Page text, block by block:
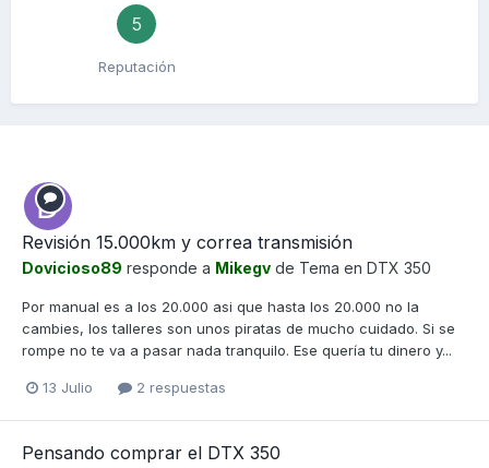
5
Reputación
Revisión 15.000km y correa transmisión
Dovicioso89 responde a Mikegv de Tema en DTX 350
Por manual es a los 20.000 asi que hasta los 20.000 no la
cambies, los talleres son unos piratas de mucho cuidado. Si se
rompe no te va a pasar nada tranquilo. Ese quería tu dinero y...
13 Julio 2 respuestas
Pensando comprar el DTX 350